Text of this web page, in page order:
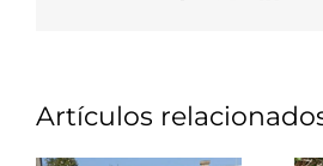
Artículos